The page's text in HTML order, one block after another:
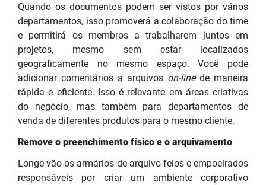
Quando os documentos podem ser vistos por vários
departamentos, isso promoverá a colaboração do time
e permitirá os membros a trabalharem juntos em
projetos, mesmo sem estar localizados
geograficamente no mesmo espaço. Você pode
adicionar comentários a arquivos on-linede maneira
rápida e eficiente. Isso é relevante em áreas criativas
do negócio, mas também para departamentos de
venda de diferentes produtos para o mesmo cliente.
Remove o preenchimento físico e o arquivamento
Longe vão os armários de arquivo feios e empoeirados
responsáveis por criar um ambiente corporativo